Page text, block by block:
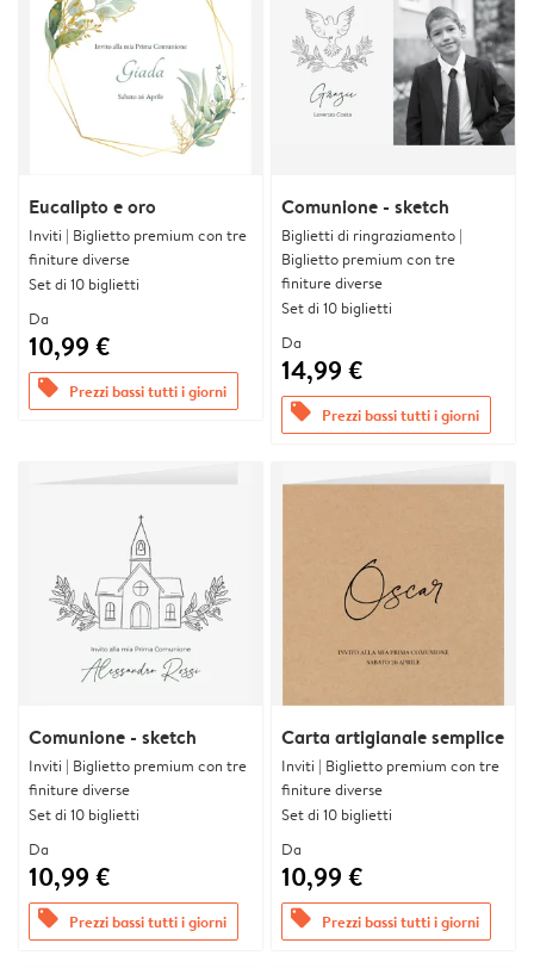
Eucalipto e oro
Inviti | Biglietto premium con tre
finiture diverse
Set di 10 biglietti
Da
10,99 €
offers Prezzi bassi tutti i giorni
Comunione - sketch
Biglietti di ringraziamento |
Biglietto premium con tre
finiture diverse
Set di 10 biglietti
Da
14,99 €
offers Prezzi bassi tutti i giorni
Comunione - sketch
Inviti | Biglietto premium con tre
finiture diverse
Set di 10 biglietti
Da
10,99 €
offers Prezzi bassi tutti i giorni
Carta artigianale semplice
Inviti | Biglietto premium con tre
finiture diverse
Set di 10 biglietti
Da
10,99 €
offers Prezzi bassi tutti i giorni